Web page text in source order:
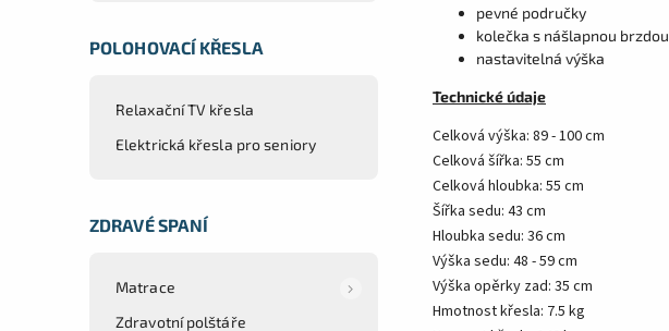
POLOHOVACÍ KŘESLA
Relaxační TV křesla
Elektrická křesla pro seniory
ZDRAVÉ SPANÍ
Matrace
Zdravotní polštáře
pevné područky
kolečka s nášlapnou brzdou
nastavitelná výška
Technické údaje
Celková výška: 89 - 100 cm
Celková šířka: 55 cm
Celková hloubka: 55 cm
Šířka sedu: 43 cm
Hloubka sedu: 36 cm
Výška sedu: 48 - 59 cm
Výška opěrky zad: 35 cm
Hmotnost křesla: 7.5 kg